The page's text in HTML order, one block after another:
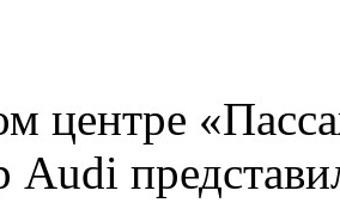
центре
Audi